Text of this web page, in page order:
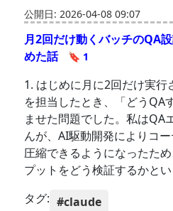
公開日: 2026-04-08 09:07
月2回だけ動くバッチのQA
めた話
🔖 1
1. はじめに月に2回だけ実
を担当したとき、「どうQA
ませた問題でした。私はQA
んが、AI駆動開発によりコ
圧縮できるようになったた
プットをどう検証するかと
タグ: #claude